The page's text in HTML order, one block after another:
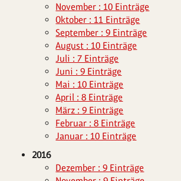
November : 10 Einträge
Oktober : 11 Einträge
September : 9 Einträge
August : 10 Einträge
Juli : 7 Einträge
Juni : 9 Einträge
Mai : 10 Einträge
April : 8 Einträge
März : 9 Einträge
Februar : 8 Einträge
Januar : 10 Einträge
2016
Dezember : 9 Einträge